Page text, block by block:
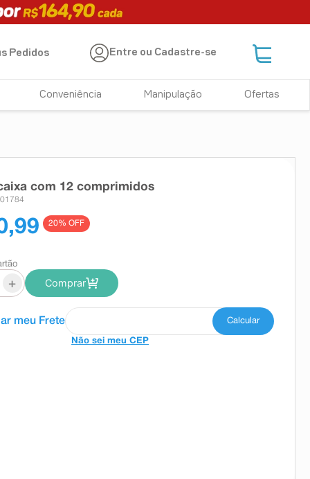
Pedidos Entre ou Cadastre-se
Conveniência Manipulação Ofertas
com 12 comprimidos
20% OFF
+ Comprar
Não sei meu CEP